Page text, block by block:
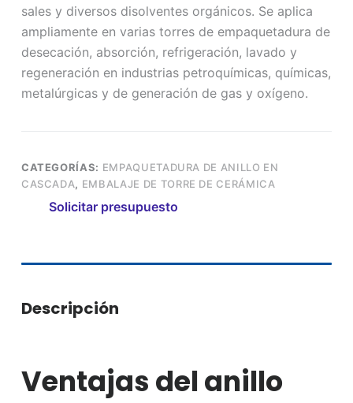
sales y diversos disolventes orgánicos. Se aplica
ampliamente en varias torres de empaquetadura de
desecación, absorción, refrigeración, lavado y
regeneración en industrias petroquímicas, químicas,
metalúrgicas y de generación de gas y oxígeno.
CATEGORÍAS: EMPAQUETADURA DE ANILLO EN
CASCADA, EMBALAJE DE TORRE DE CERÁMICA
Solicitar presupuesto
Descripción
Ventajas del anillo